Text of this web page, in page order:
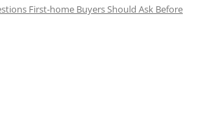
First-home Buyers Should Ask Before